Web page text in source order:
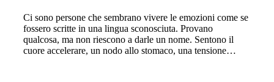
Ci sono persone che sembrano vivere le emozioni come se
fossero scritte in una lingua sconosciuta. Provano
qualcosa, ma non riescono a darle un nome. Sentono il
cuore accelerare, un nodo allo stomaco, una tensione…